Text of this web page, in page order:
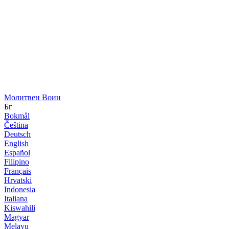
Молитвен Воин
Бг
Bokmål
Čeština
Deutsch
English
Español
Filipino
Français
Hrvatski
Indonesia
Italiana
Kiswahili
Magyar
Melayu